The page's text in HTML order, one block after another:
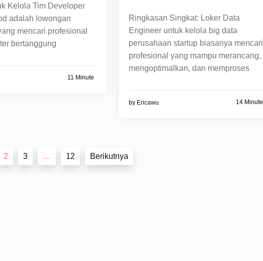
Kelola Tim Developer
adalah lowongan
mencari profesional
bertanggung
11 Minute
Ringkasan Singkat: Loker Data
Engineer untuk kelola big data
perusahaan startup biasanya mencari
profesional yang mampu merancang,
mengoptimalkan, dan memproses
by Ericawu 14 Minute
2 3 … 12 Berikutnya